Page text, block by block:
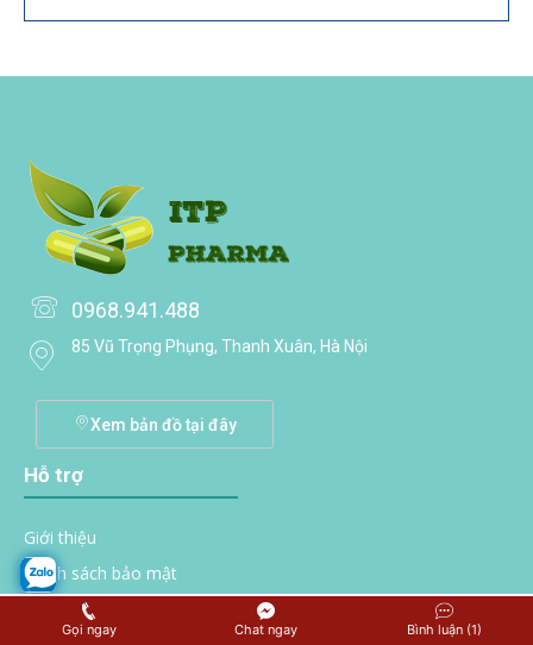
0968.941.488
85 Vũ Trọng Phụng, Thanh Xuân, Hà Nội
Xem bản đồ tại đây
Hỗ trợ
Giới thiệu
Chính sách bảo mật
Điều khoản hoạt động
Gọi ngay Chat ngay Bình luận (1)